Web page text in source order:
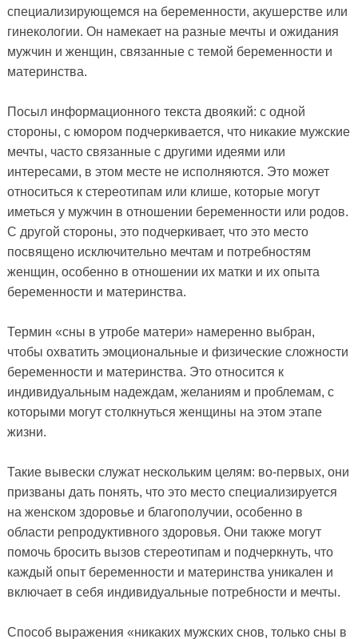
специализирующемся на беременности, акушерстве или
гинекологии. Он намекает на разные мечты и ожидания
мужчин и женщин, связанные с темой беременности и
материнства.
Посыл информационного текста двоякий: с одной
стороны, с юмором подчеркивается, что никакие мужские
мечты, часто связанные с другими идеями или
интересами, в этом месте не исполняются. Это может
относиться к стереотипам или клише, которые могут
иметься у мужчин в отношении беременности или родов.
С другой стороны, это подчеркивает, что это место
посвящено исключительно мечтам и потребностям
женщин, особенно в отношении их матки и их опыта
беременности и материнства.
Термин «сны в утробе матери» намеренно выбран,
чтобы охватить эмоциональные и физические сложности
беременности и материнства. Это относится к
индивидуальным надеждам, желаниям и проблемам, с
которыми могут столкнуться женщины на этом этапе
жизни.
Такие вывески служат нескольким целям: во-первых, они
призваны дать понять, что это место специализируется
на женском здоровье и благополучии, особенно в
области репродуктивного здоровья. Они также могут
помочь бросить вызов стереотипам и подчеркнуть, что
каждый опыт беременности и материнства уникален и
включает в себя индивидуальные потребности и мечты.
Способ выражения «никаких мужских снов, только сны в